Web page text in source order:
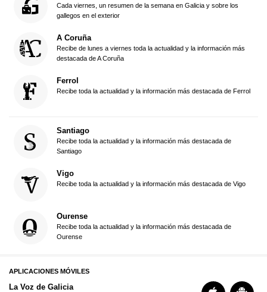
Cada viernes, un resumen de la semana en Galicia y sobre los
gallegos en el exterior
A Coruña
Recibe de lunes a viernes toda la actualidad y la información más
destacada de A Coruña
Ferrol
Recibe toda la actualidad y la información más destacada de Ferrol
Santiago
Recibe toda la actualidad y la información más destacada de
Santiago
Vigo
Recibe toda la actualidad y la información más destacada de Vigo
Ourense
Recibe toda la actualidad y la información más destacada de
Ourense
APLICACIONES MÓVILES
La Voz de Galicia